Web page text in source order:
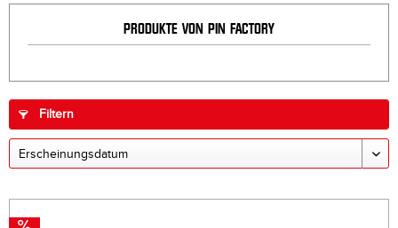
PRODUKTE VON PIN FACTORY
Filtern